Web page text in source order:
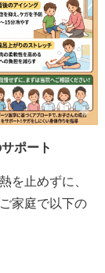
ポート
を止めずに、
家庭で以下の